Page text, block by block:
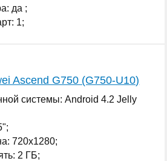
да ;
1;
Ascend G750 (G750-U10)
системы: Android 4.2 Jelly
720x1280;
2 ГБ;